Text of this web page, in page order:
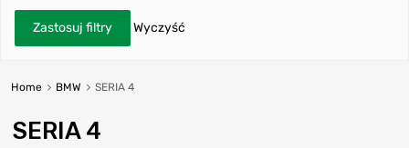
Zastosuj filtry Wyczyść
Home BMW SERIA 4
SERIA 4